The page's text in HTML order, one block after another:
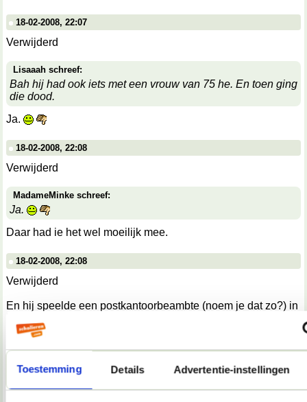
Toestemming Details Advertentie-instellingen
18-02-2008, 22:07
Verwijderd
Lisaaah schreef:
Bah hij had ook iets met een vrouw van 75 he. En toen ging
die dood.
Ja.
18-02-2008, 22:08
Verwijderd
MadameMinke schreef:
Ja.
Daar had ie het wel moeilijk mee.
18-02-2008, 22:08
Verwijderd
En hij speelde een postkantoorbeambte (noem je dat zo?) in
geschreven, maar hij vond het maar niets, want hij moest de
over wachten. Vond ik wel mooi.